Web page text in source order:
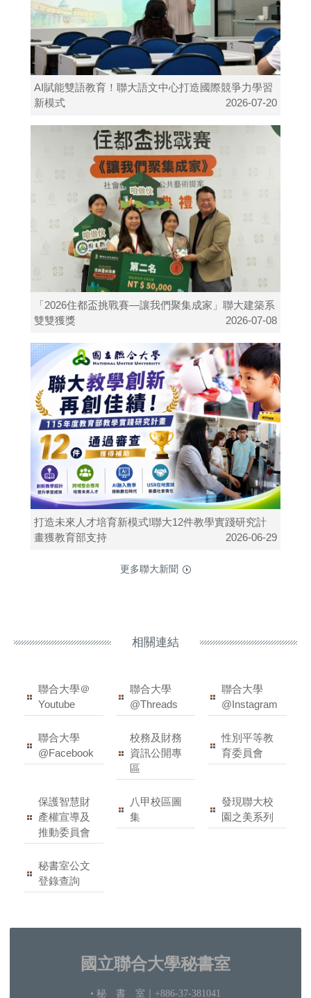
AI賦能雙語教育！聯大語文中心打造國際競爭力學習
新模式
2026-07-20
「2026住都盃挑戰賽—讓我們聚集成家」聯大建築系
雙雙獲獎
2026-07-08
打造未來人才培育新模式!聯大12件教學實踐研究計
畫獲教育部支持
2026-06-29
更多聯大新聞
相關連結
聯合大學＠
Youtube
聯合大學
@Threads
聯合大學
@Instagram
聯合大學
@Facebook
校務及財務
資訊公開專
區
性別平等教
育委員會
保護智慧財
產權宣導及
推動委員會
八甲校區圖
集
發現聯大校
園之美系列
秘書室公文
登錄查詢
國立聯合大學秘書室
• 秘 書 室 ｜+886-37-381041